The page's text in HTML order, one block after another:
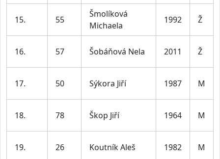
15. 55
Šmolíková
Michaela
1992 Ž
16. 57 Šobáňová Nela 2011 Ž
17. 50 Sýkora Jiří 1987 M
18. 78 Škop Jiří 1964 M
19. 26 Koutník Aleš 1982 M